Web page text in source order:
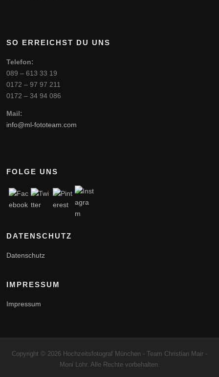
SO ERREICHST DU UNS
Telefon:
089 – 613 33 19
0172 – 97 97 211
0172 – 34 94 086
Mail:
info@ml-fototeam.com
FOLGE UNS
DATENSCHUTZ
Datenschutz
IMPRESSUM
Impressum
Copyright © 2026 Hochzeitsfotograf München - Team Christian Mair -
Moni Lohr. Alle Rechte vorbehalten.